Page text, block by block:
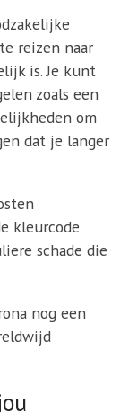
reizen naar
is. Je kunt
zoals een
om
dat je langer
kleurcode
schade die
nog een